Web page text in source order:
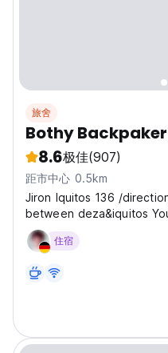
旅舍
Bothy
8.6极佳(907)
距市中心 0.5km
Jiron Iquitos 136 /
between deza&iquitos
Don't judge a book by
be much, but inside
住宿